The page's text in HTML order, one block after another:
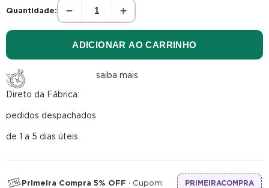
Quantidade: − +
ADICIONAR AO CARRINHO
Direto da Fábrica:
pedidos despachados
de 1 a 5 dias úteis
saiba mais
Primeira Compra 5% OFF · Cupom: PRIMEIRACOMPRA